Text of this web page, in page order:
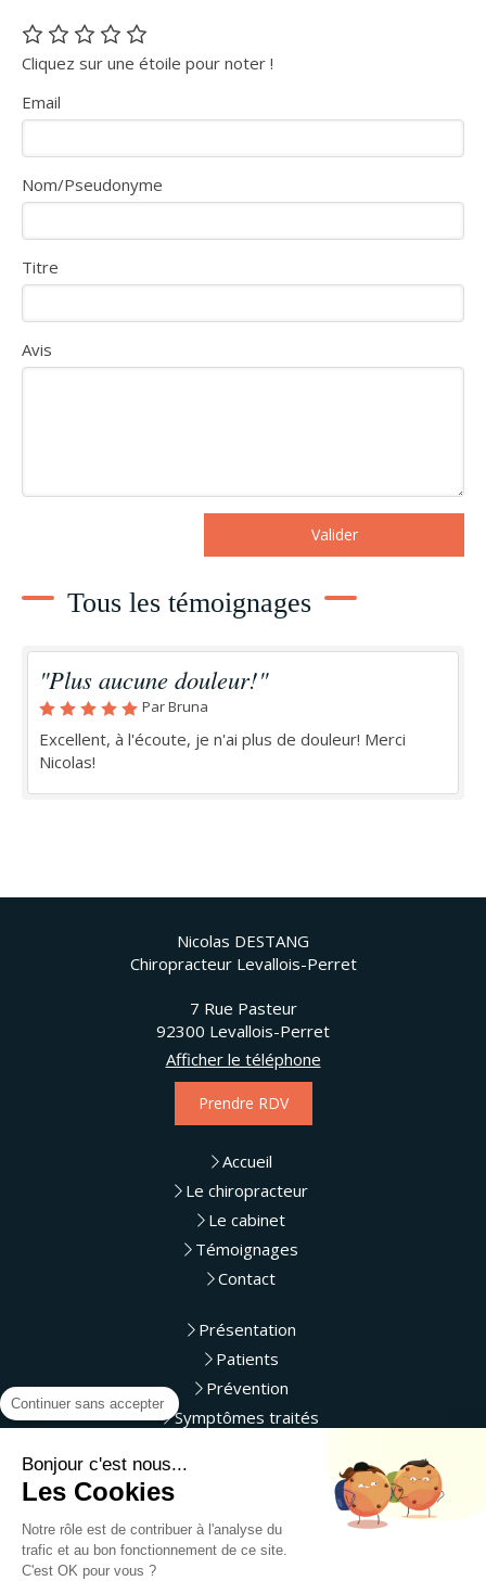
Cliquez sur une étoile pour noter !
Email
Nom/Pseudonyme
Titre
Avis
Valider
Tous les témoignages
"Plus aucune douleur!"
Par Bruna
Excellent, à l'écoute, je n'ai plus de douleur! Merci
Nicolas!
Nicolas DESTANG
Chiropracteur Levallois-Perret
7 Rue Pasteur
92300 Levallois-Perret
Afficher le téléphone
Prendre RDV
Accueil
Le chiropracteur
Le cabinet
Témoignages
Contact
Présentation
Patients
Prévention
Symptômes traités
DuLundiau
20h
Le
Liens utiles
Continuer sans accepter
Bonjour c'est nous...
Les Cookies
Notre rôle est de contribuer à l'analyse du
trafic et au bon fonctionnement de ce site.
C'est OK pour vous ?